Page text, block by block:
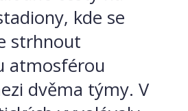
kde se
strhnout
atmosférou
dvěma týmy. V